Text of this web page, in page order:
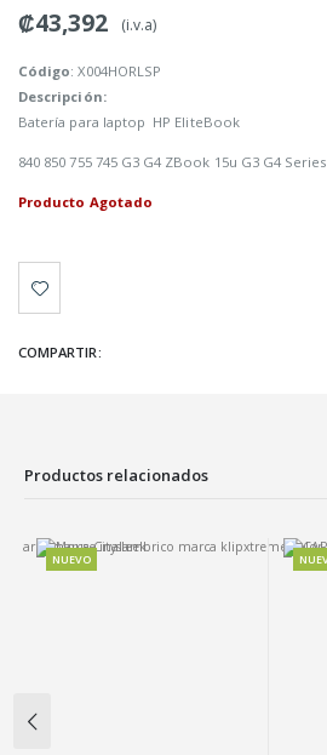
₡43,392 (i.v.a)
Código: X004HORLSP
Descripción:
Batería para laptop HP EliteBook
840 850 755 745 G3 G4 ZBook 15u G3 G4 Series
Producto Agotado
COMPARTIR:
Productos relacionados